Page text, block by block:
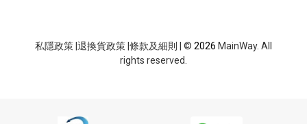
私隱政策 退換貨政策 條款及細則 | © 2026 MainWay. All
rights reserved.